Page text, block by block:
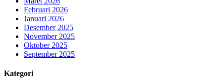
Februari 2026
Januari 2026
Desember 2025
November 2025
Oktober 2025
September 2025
Kategori